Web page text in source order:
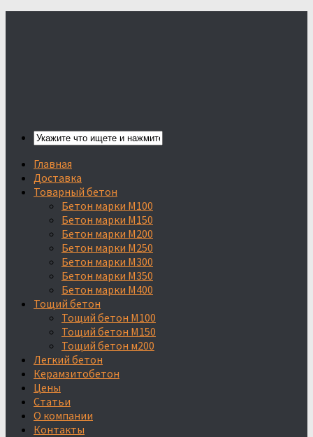
Главная
Доставка
Товарный бетон
Бетон марки М100
Бетон марки М150
Бетон марки М200
Бетон марки М250
Бетон марки М300
Бетон марки М350
Бетон марки М400
Тощий бетон
Тощий бетон М100
Тощий бетон М150
Тощий бетон м200
Легкий бетон
Керамзитобетон
Цены
Статьи
О компании
Контакты